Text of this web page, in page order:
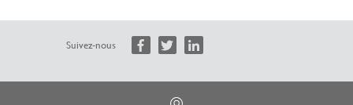
Suivez-nous